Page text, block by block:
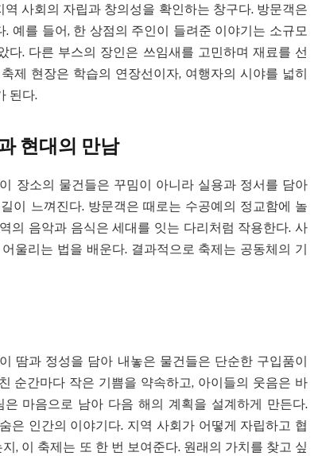
사회의 자립과 창의성을 확인하는 창구다. 방문객은
예를 들어, 한 상점의 주인이 들려준 이야기는 소규모
. 다른 부스의 장인은 쓰임새를 고민하며 재료를 선
제 현장은 학습의 연장선이자, 여행자의 시야를 넓히
된다.
현대의 만남
장소의 물건들은 꾸밈이 아니라 실용과 정서를 담아
이 느껴진다. 방문객은 때로는 수공예의 정교함에 놀
의 음악과 음식은 세대를 잇는 다리처럼 작용한다. 사
울리는 법을 배운다. 결과적으로 축제는 공동체의 기
땀과 정성을 담아 내놓은 물건들은 단순한 구입품이
순간마다 작은 기쁨을 약속하고, 아이들의 웃음은 바
마음으로 남아 다음 해의 계획을 설계하게 만든다.
인간의 이야기다. 지역 사회가 어떻게 자립하고 협
, 이 축제는 또 한 번 보여준다. 원래의 가치를 찾고 싶